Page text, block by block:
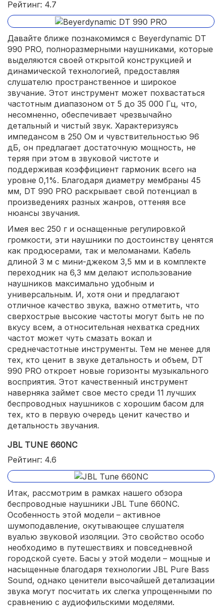
Рейтинг: 4.7
Давайте ближе познакомимся с Beyerdynamic DT
990 PRO, полноразмерными наушниками, которые
выделяются своей открытой конструкцией и
динамической технологией, предоставляя
слушателю пространственное и широкое
звучание. Этот инструмент может похвастаться
частотным диапазоном от 5 до 35 000 Гц, что,
несомненно, обеспечивает чрезвычайно
детальный и чистый звук. Характеризуясь
импедансом в 250 Ом и чувствительностью 96
дБ, он предлагает достаточную мощность, не
теряя при этом в звуковой чистоте и
поддерживая коэффициент гармоник всего на
уровне 0,1%. Благодаря диаметру мембраны 45
мм, DT 990 PRO раскрывает свой потенциал в
произведениях разных жанров, оттеняя все
нюансы звучания.
Имея вес 250 г и оснащенные регулировкой
громкости, эти наушники по достоинству ценятся
как продюсерами, так и меломанами. Кабель
длиной 3 м с мини-джеком 3,5 мм и в комплекте
переходник на 6,3 мм делают использование
наушников максимально удобным и
универсальным. И, хотя они и предлагают
отличное качество звука, важно отметить, что
сверхострые высокие частоты могут быть не по
вкусу всем, а относительная нехватка средних
частот может чуть смазать вокал и
среднечастотные инструменты. Тем не менее для
тех, кто ценит в звуке детальность и объем, DT
990 PRO откроет новые горизонты музыкального
восприятия. Этот качественный инструмент
наверняка займет свое место среди 11 лучших
беспроводных наушников с хорошим басом для
тех, кто в первую очередь ценит качество и
детальность звучания.
JBL TUNE 660NC
Рейтинг: 4.6
Итак, рассмотрим в рамках нашего обзора
беспроводные наушники JBL Tune 660NC.
Особенность этой модели – активное
шумоподавление, окутывающее слушателя
вуалью звуковой изоляции. Это свойство особо
необходимо в путешествиях и повседневной
городской суете. Басы у этой модели – мощные и
насыщенные благодаря технологии JBL Pure Bass
Sound, однако ценители высочайшей детализации
звука могут посчитать их слегка упрощенными по
сравнению с аудиофильскими моделями.